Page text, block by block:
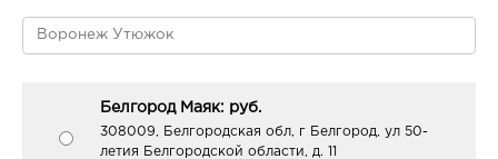
Белгород Маяк: руб.
308009, Белгородская обл, г Белгород, ул 50-
летия Белгородской области, д. 11